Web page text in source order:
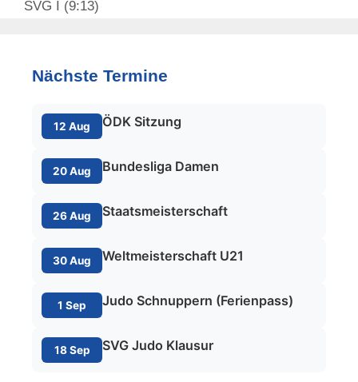
SVG I (9:13)
Nächste Termine
12 Aug ÖDK Sitzung
20 Aug Bundesliga Damen
26 Aug Staatsmeisterschaft
30 Aug Weltmeisterschaft U21
1 Sep Judo Schnuppern (Ferienpass)
18 Sep SVG Judo Klausur